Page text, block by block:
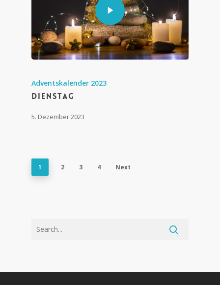
Adventskalender 2023
Dienstag
5. Dezember 2023
1 2 3 4 Next